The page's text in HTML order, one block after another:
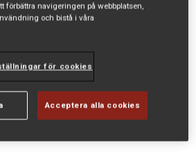
förbättra navigeringen på webbplatsen,
och bistå i våra
för cookies
Acceptera alla cookies